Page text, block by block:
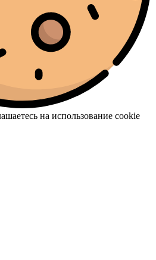
на использование cookie